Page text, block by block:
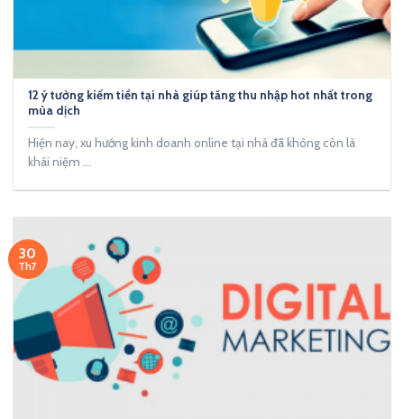
12 ý tưởng kiếm tiền tại nhà giúp tăng thu nhập hot nhất trong
mùa dịch
Hiện nay, xu hướng kinh doanh online tại nhà đã không còn là
khái niệm ...
30
Th7